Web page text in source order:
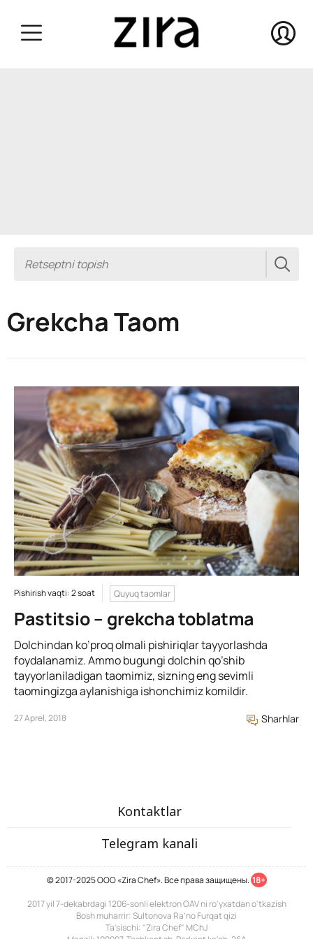
Grekcha Taom
Pishirish vaqti: 2 soat Quyuq taomlar
Pastitsio – grekcha toblatma
Dolchindan ko’proq olmali pishiriqlar tayyorlashda
foydalanamiz. Ammo bugungi dolchin qo’shib
tayyorlaniladigan taomimiz, sizning eng sevimli
taomingizga aylanishiga ishonchimiz komildir.
27 Aprel, 2018 Sharhlar
Kontaktlar
Telegram kanali
© 2017-2025 ООО «Zira Chef». Все права защищены. 18+
2017 yil 7-dekabrdagi 1206-sonli elektron OAV ni ro'yxatdan o'tkazish
Bosh muharrir: Sultonova Ra’no Furqat qizi
Ta'sischi: "Zira Chef" MChJ